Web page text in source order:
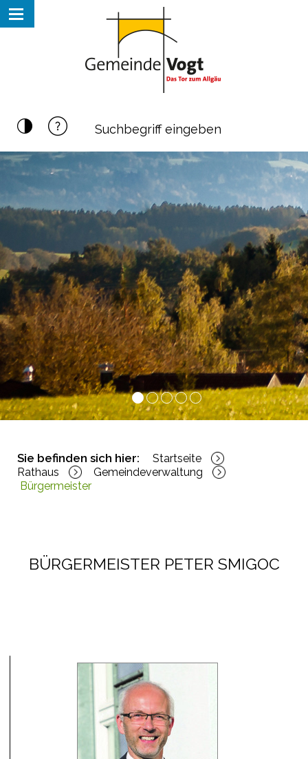
1 2 3 4 5
Sie befinden sich hier:
Startseite
Rathaus
Gemeindeverwaltung
Bürgermeister
BÜRGERMEISTER PETER SMIGOC